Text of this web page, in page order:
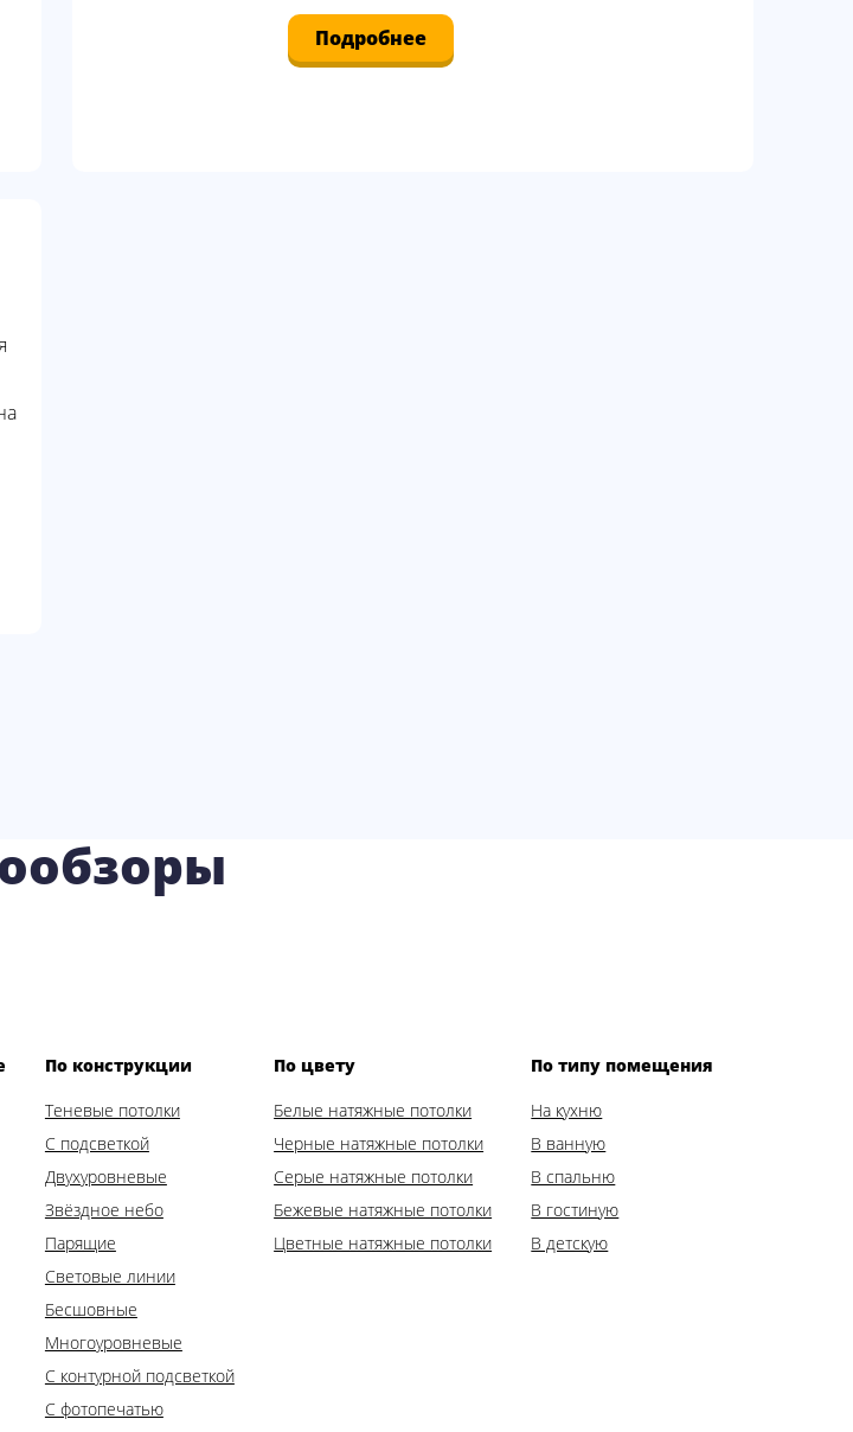
Подробнее
По конструкции
Теневые потолки
С подсветкой
Двухуровневые
Звёздное небо
Парящие
Световые линии
Бесшовные
Многоуровневые
С контурной подсветкой
С фотопечатью
По цвету
Белые натяжные потолки
Черные натяжные потолки
Серые натяжные потолки
Бежевые натяжные потолки
Цветные натяжные потолки
По типу помещения
На кухню
В ванную
В спальню
В гостиную
В детскую